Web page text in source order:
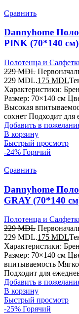
Сравнить
Dannyhome
PINK (70*140 см)
Полотенца и
229MDL
229 MDL.175 MDL
Характеристики:
Размер: 70×140 см
Высокая
сохнет Подходит для
Добавить в
В корзину
Быстрый просмотр
-24% Горячий
Сравнить
Dannyhome
GRAY (70*140
Полотенца и
229MDL
229 MDL.175 MDL
Характеристики:
Размер: 70×140 см
впитываемость
Подходит для
Добавить в
В корзину
Быстрый просмотр
-25% Горячий